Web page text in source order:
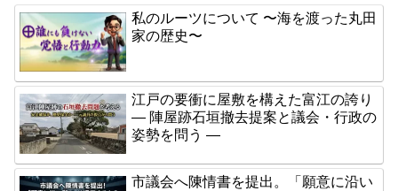
私のルーツについて 〜海を渡った丸田
家の歴史〜
江戸の要衝に屋敷を構えた富江の誇り
― 陣屋跡石垣撤去提案と議会・行政の
姿勢を問う ―
市議会へ陳情書を提出。「願意に沿い